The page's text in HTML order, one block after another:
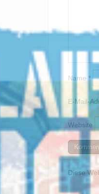
Name *
E-Mail-
Website
Diese